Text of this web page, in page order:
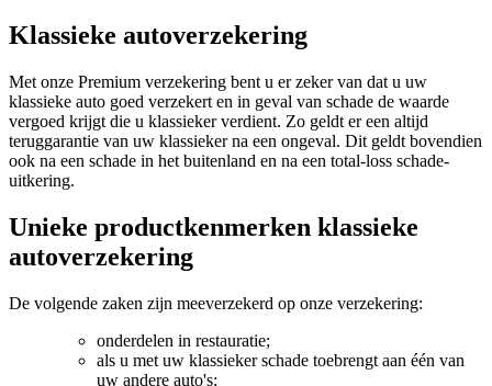
Klassieke autoverzekering
Met onze Premium verzekering bent u er zeker van dat u uw
klassieke auto goed verzekert en in geval van schade de waarde
vergoed krijgt die u klassieker verdient. Zo geldt er een altijd
teruggarantie van uw klassieker na een ongeval. Dit geldt bovendien
ook na een schade in het buitenland en na een total-loss schade-
uitkering.
Unieke productkenmerken klassieke
autoverzekering
De volgende zaken zijn meeverzekerd op onze verzekering:
onderdelen in restauratie;
als u met uw klassieker schade toebrengt aan één van
uw andere auto's;